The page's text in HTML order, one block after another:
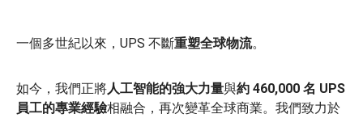
一個多世紀以來，UPS 不斷重塑全球物流。
如今，我們正將人工智能的強大力量與約 460,000 名 UPS
員工的專業經驗相融合，再次變革全球商業。我們致力於